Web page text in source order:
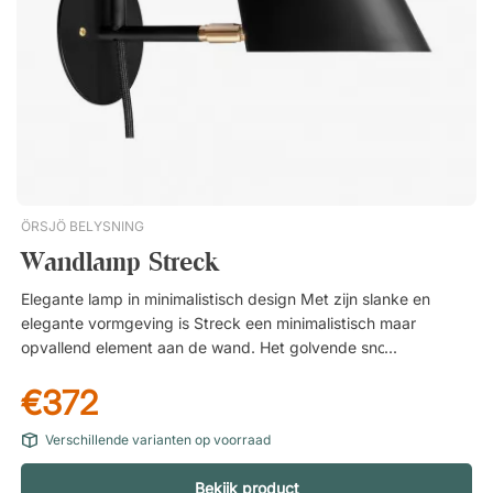
ÖRSJÖ BELYSNING
Wandlamp Streck
Elegante lamp in minimalistisch design Met zijn slanke en
elegante vormgeving is Streck een minimalistisch maar
opvallend element aan de wand. Het golvende snoer draagt
versterkt door de mooie details in messing. De gebogen
lampekop is bovendien zowel draaibaar als kantelbaar, zodat
je het licht precies kunt richten waar je het nodig hebt. Over
de ontwerper – Joel Karlsson Joel Karlsson, geboren in
€372
Verschillende varianten op voorraad
Bekijk product